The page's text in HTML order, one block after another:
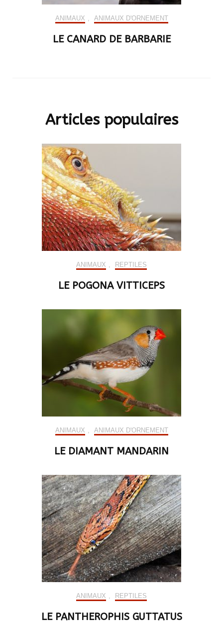
ANIMAUX ANIMAUX D'ORNEMENT
LE CANARD DE BARBARIE
Articles populaires
ANIMAUX REPTILES
LE POGONA VITTICEPS
ANIMAUX ANIMAUX D'ORNEMENT
LE DIAMANT MANDARIN
ANIMAUX REPTILES
LE PANTHEROPHIS GUTTATUS